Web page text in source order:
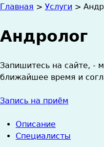
здесь
Главная > Услуги >
Андролог
Запишитесь на сайте, -
ближайшее время и
Запись на приём
Описание
Специалисты